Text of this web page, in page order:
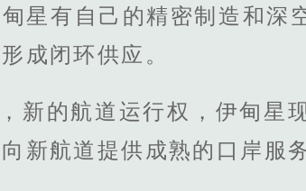
星有自己的精密制造和深
成闭环供应。
新的航道运行权，伊甸星
新航道提供成熟的口岸服